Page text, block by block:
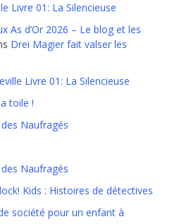
Livre 01: La Silencieuse
As d’Or 2026 – Le blog et les
Drei Magier fait valser les
Livre 01: La Silencieuse
toile !
Naufragés
Naufragés
Kids : Histoires de détectives
société pour un enfant à